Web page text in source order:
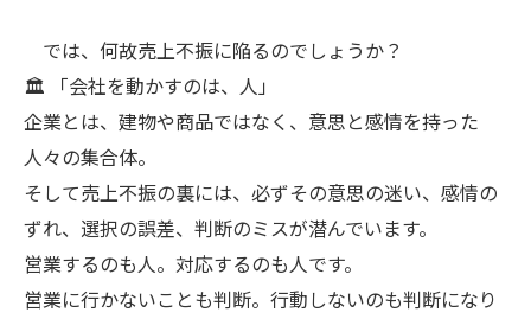
では、何故売上不振に陥るのでしょうか？
🏛️ 「会社を動かすのは、人」
企業とは、建物や商品ではなく、意思と感情を持った
人々の集合体。
そして売上不振の裏には、必ずその意思の迷い、感情の
ずれ、選択の誤差、判断のミスが潜んでいます。
営業するのも人。対応するのも人です。
営業に行かないことも判断。行動しないのも判断になり